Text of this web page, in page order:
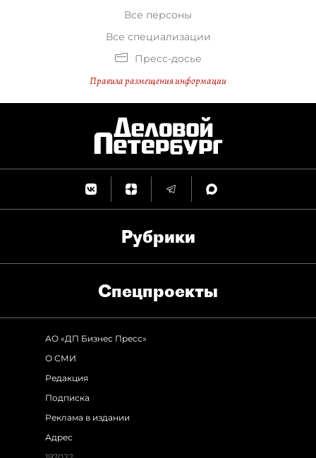
Все персоны
Все специализации
Пресс-досье
Правила размещения информации
Рубрики
Спец­проекты
АО «ДП Бизнес Пресс»
О СМИ
Редакция
Подписка
Реклама в издании
Адрес